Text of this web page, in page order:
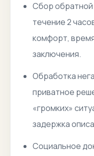
Сбор обратной
течение 2
комфорт,
заключения.
Обработка
приватное
«громких»
задержка
Социальное